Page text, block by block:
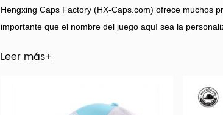
Hengxing Caps Factory (HX-Caps.com) ofrece muchos
importante que el nombre del juego aquí sea la
Hay una amplia variedad de opciones personalizadas
Leer más+